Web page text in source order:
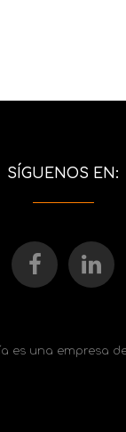
SÍGUENOS EN:
es una empresa